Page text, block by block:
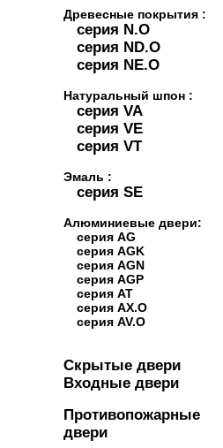
Древесные покрытия :
серия N.O
серия ND.O
серия NE.O
Натуральный шпон :
серия VA
серия VE
серия VT
Эмаль :
серия SE
Алюминиевые двери:
серия AG
серия AGK
серия AGN
серия AGP
серия AT
серия AX.O
серия AV.O
Скрытые двери
Входные двери
Противопожарные
двери